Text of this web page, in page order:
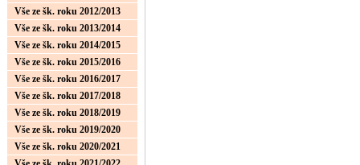
Vše ze šk. roku 2012/2013
Vše ze šk. roku 2013/2014
Vše ze šk. roku 2014/2015
Vše ze šk. roku 2015/2016
Vše ze šk. roku 2016/2017
Vše ze šk. roku 2017/2018
Vše ze šk. roku 2018/2019
Vše ze šk. roku 2019/2020
Vše ze šk. roku 2020/2021